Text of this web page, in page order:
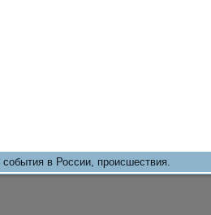
в России, происшествия.